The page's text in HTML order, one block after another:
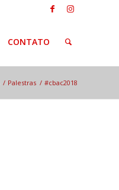
CONTATO
/ Palestras / #cbac2018